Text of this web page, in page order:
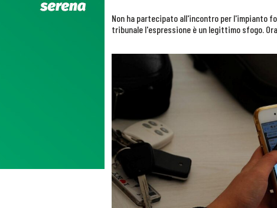
Non ha partecipato all'incontro per l'impianto
tribunale l'espressione è un legittimo sfogo.